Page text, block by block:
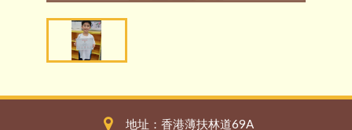
地址：香港薄扶林道69A